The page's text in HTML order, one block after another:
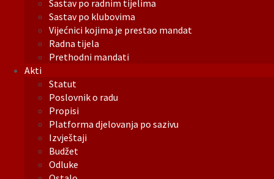
Sastav po radnim tijelima
Sastav po klubovima
Vijećnici kojima je prestao mandat
Radna tijela
Prethodni mandati
Akti
Statut
Poslovnik o radu
Propisi
Platforma djelovanja po sazivu
Izvještaji
Budžet
Odluke